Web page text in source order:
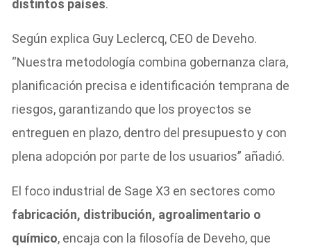
distintos países.
Según explica Guy Leclercq, CEO de Deveho.
“Nuestra metodología combina gobernanza clara,
planificación precisa e identificación temprana de
riesgos, garantizando que los proyectos se
entreguen en plazo, dentro del presupuesto y con
plena adopción por parte de los usuarios” añadió.
El foco industrial de Sage X3 en sectores como
fabricación, distribución, agroalimentario o
químico, encaja con la filosofía de Deveho, que